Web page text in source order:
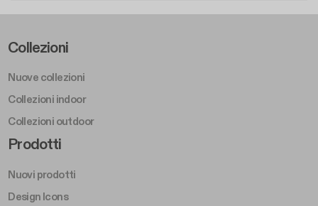
Footer Left Middle A
Collezioni
Nuove collezioni
Collezioni indoor
Collezioni outdoor
Footer Right Middle A
Prodotti
Nuovi prodotti
Design Icons